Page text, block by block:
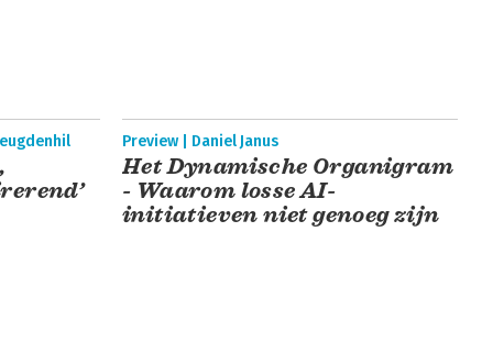
Preview | Daniel Janus
Het Dynamische Organigram
- Waarom losse AI-
initiatieven niet genoeg zijn